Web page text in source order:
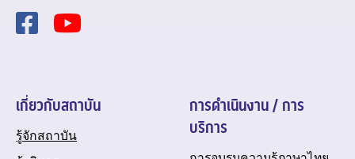
เกี่ยวกับสถาบัน
รู้จักสถาบัน
การดำเนินงาน / การ
บริการ